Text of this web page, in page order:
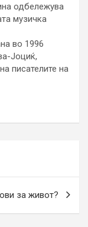
одбележува
музичка
во 1996
Јоциќ,
писателите на
за живот?